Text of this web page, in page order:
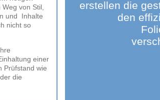
von Stil,
und Inhalte
nicht so
einer
Prüfstand wie
die
erstellen die
den